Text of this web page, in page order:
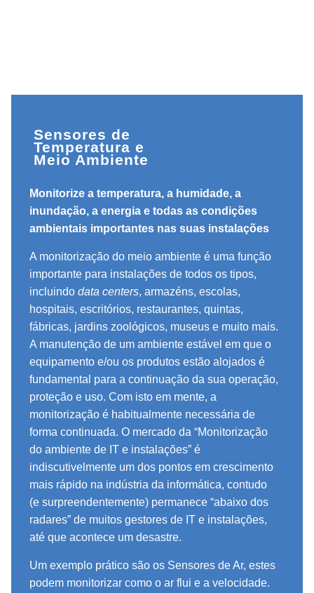
Sensores de
Temperatura e
Meio Ambiente
Monitorize a temperatura, a humidade, a
inundação, a energia e todas as condições
ambientais importantes nas suas instalações
A monitorização do meio ambiente é uma função
importante para instalações de todos os tipos,
incluindo data centers, armazéns, escolas,
hospitais, escritórios, restaurantes, quintas,
fábricas, jardins zoológicos, museus e muito mais.
A manutenção de um ambiente estável em que o
equipamento e/ou os produtos estão alojados é
fundamental para a continuação da sua operação,
proteção e uso. Com isto em mente, a
monitorização é habitualmente necessária de
forma continuada. O mercado da “Monitorização
do ambiente de IT e instalações” é
indiscutivelmente um dos pontos em crescimento
mais rápido na indústria da informática, contudo
(e surpreendentemente) permanece “abaixo dos
radares” de muitos gestores de IT e instalações,
até que acontece um desastre.
Um exemplo prático são os Sensores de Ar, estes
podem monitorizar como o ar flui e a velocidade.